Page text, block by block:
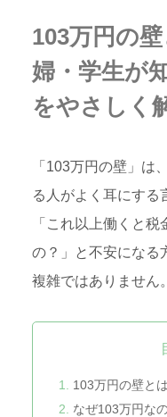
103万円の
婦・学生が
をやさしく
「103万円の壁」は
る人がよく耳にする
「これ以上働くと
の？」と不安になる
複雑ではありません。
103万円の壁と
なぜ103万円な